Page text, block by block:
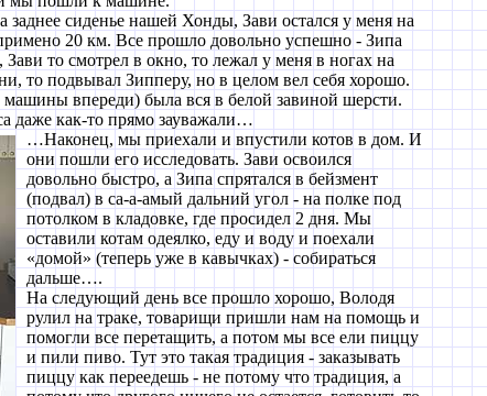
заднее сиденье нашей Хонды, Зави остался у меня на
20 км. Все прошло довольно успешно - Зипа
то смотрел в окно, то лежал у меня в ногах на
то подвывал Зипперу, но в целом вел себя хорошо.
машины впереди) была вся в белой завиной шерсти.
даже как-то прямо зауважали…
…Наконец, мы приехали и впустили котов в дом. И
они пошли его исследовать. Зави освоился
довольно быстро, а Зипа спрятался в бейзмент
(подвал) в са-а-амый дальний угол - на полке под
потолком в кладовке, где просидел 2 дня. Мы
оставили котам одеялко, еду и воду и поехали
«домой» (теперь уже в кавычках) - собираться
дальше….
На следующий день все прошло хорошо, Володя
рулил на траке, товарищи пришли нам на помощь и
помогли все перетащить, а потом мы все ели пиццу
и пили пиво. Тут это такая традиция - заказывать
пиццу как переедешь - не потому что традиция, а